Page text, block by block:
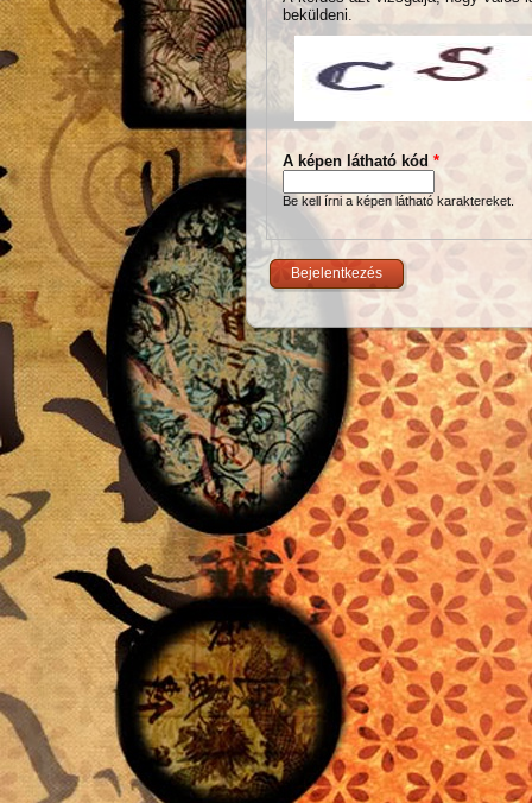
beküldeni.
A képen látható kód *
Be kell írni a képen látható karaktereket.